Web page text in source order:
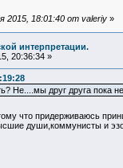
2015, 18:01:40 от valeriy»
интерпретации.
20:36:34 »
Не....мы друг друга пока не
что придерживаюсь
души,коммунисты и